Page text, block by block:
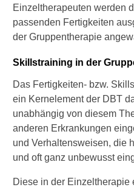
Einzeltherapeuten werden
passenden Fertigkeiten
der Gruppentherapie
Skillstraining in der
Das Fertigkeiten- bzw.
ein Kernelement der DBT
unabhängig von diesem
anderen Erkrankungen
und Verhaltensweisen, die
und oft ganz unbewusst
Diese in der Einzeltherapie